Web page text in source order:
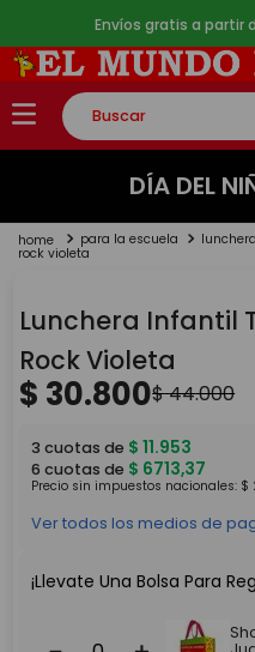
Envíos gratis a partir
Buscar
TÉRMINOS MÁS BUSCADOS
2.
lego
4.
monopatin
5. toy story
DÍA DEL
para la escuela
rock violeta
Lunchera Infantil
Rock Violeta
$ 30.800$44.000
3 cuotas de $ 11.953
6 cuotas de $ 6713,37
Precio sin impuestos nacionales: $
Ver todos los medios de
¡Llevate Una Bolsa Para